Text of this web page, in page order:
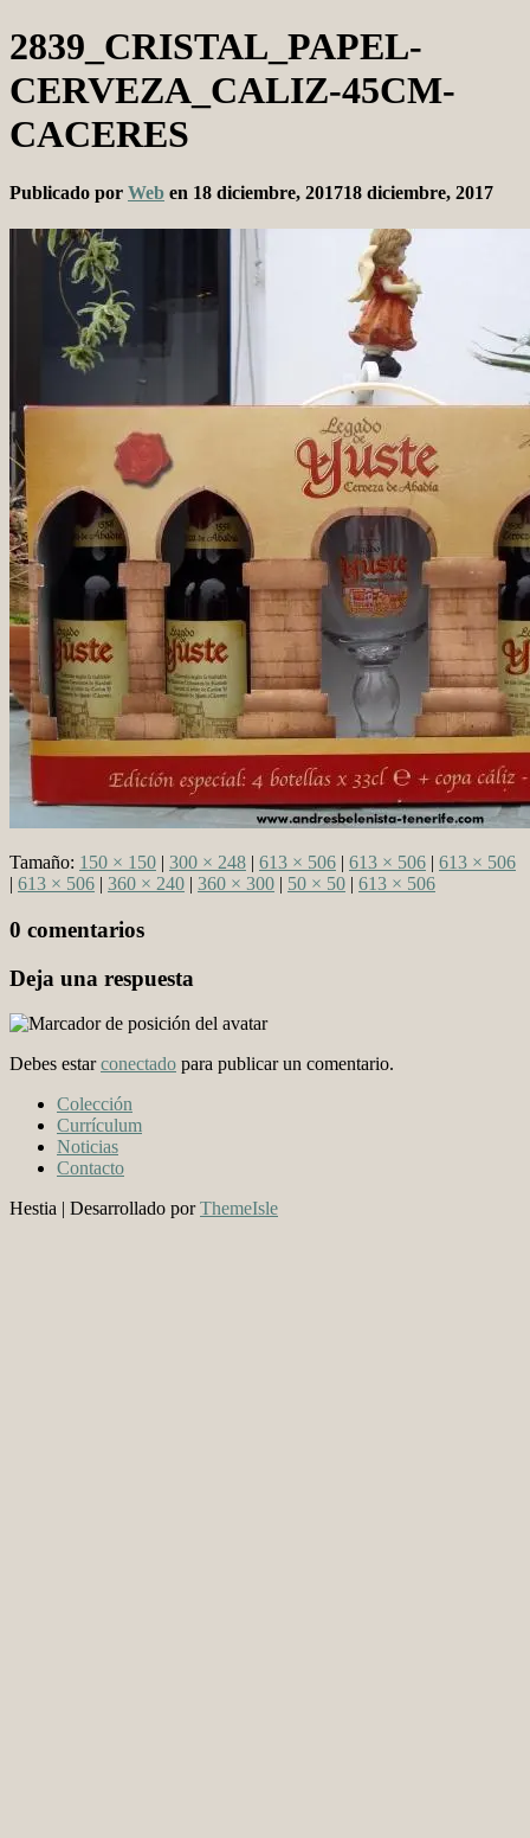
2839_CRISTAL_PAPEL-
CERVEZA_CALIZ-45CM-
CACERES
Publicado por Web en 18 diciembre, 201718 diciembre, 2017
Tamaño: 150 × 150 | 300 × 248 | 613 × 506 | 613 × 506 | 613 × 506
| 613 × 506 | 360 × 240 | 360 × 300 | 50 × 50 | 613 × 506
0 comentarios
Deja una respuesta
Debes estarconectado para publicar un comentario.
Colección
Currículum
Noticias
Contacto
Hestia | Desarrollado porThemeIsle